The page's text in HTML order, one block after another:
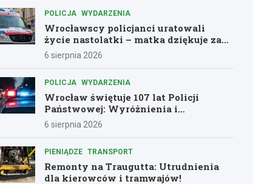
POLICJA WYDARZENIA
Wrocławscy policjanci uratowali
życie nastolatki – matka dziękuje za
pomoc
6 sierpnia 2026
POLICJA WYDARZENIA
Wrocław świętuje 107 lat Policji
Państwowej: Wyróżnienia i
podziękowania dla bohaterów służby
6 sierpnia 2026
PIENIĄDZE TRANSPORT
Remonty na Traugutta: Utrudnienia
dla kierowców i tramwajów!